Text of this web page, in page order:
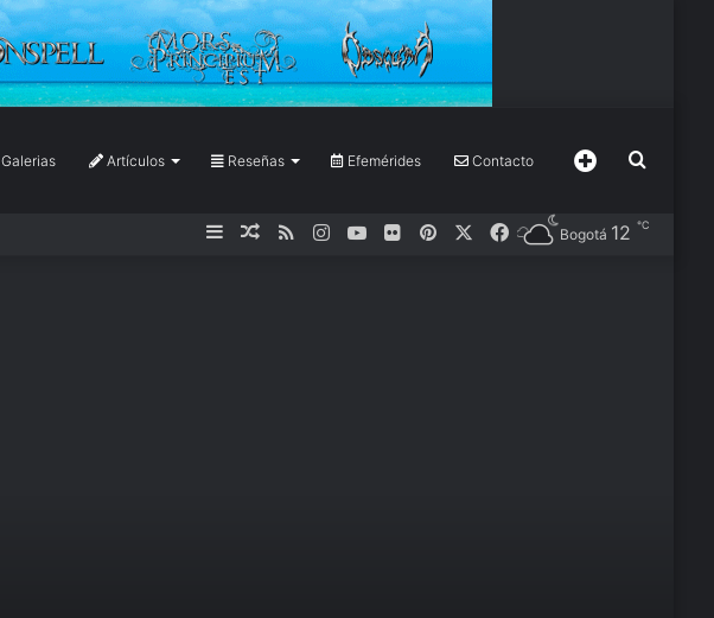
Artículos Reseñas Efemérides Contacto Más
Bogotá 12℃
Facebook
Pinterest
Flickr
YouTube
Instagram
RSS
Publicación
Barra